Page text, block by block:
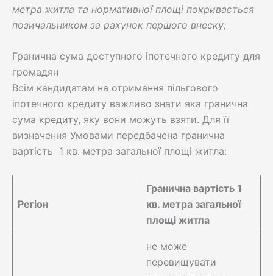
метра житла та нормативної площі покривається
позичальником за рахунок першого внеску;
Гранична сума доступного іпотечного кредиту для
громадян
Всім кандидатам на отримання пільгового
іпотечного кредиту важливо знати яка гранична
сума кредиту, яку вони можуть взяти. Для її
визначення Умовами передбачена гранична
вартість 1 кв. метра загальної площі житла:
Регіон
Гранична вартість 1
кв. метра загальної
площі житла
не може
перевищувати